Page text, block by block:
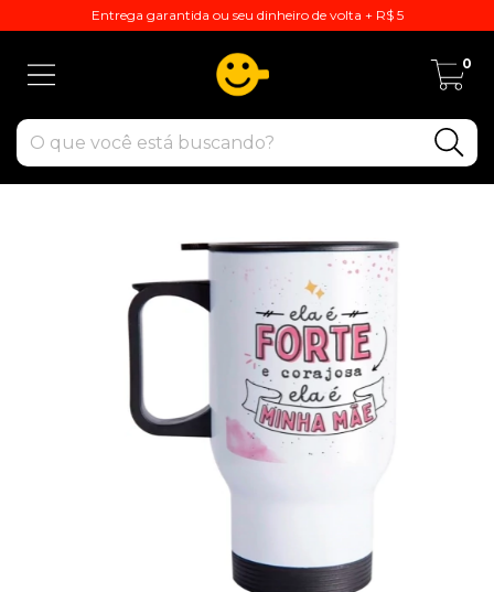
Entrega garantida ou seu dinheiro de volta + R$ 5
0